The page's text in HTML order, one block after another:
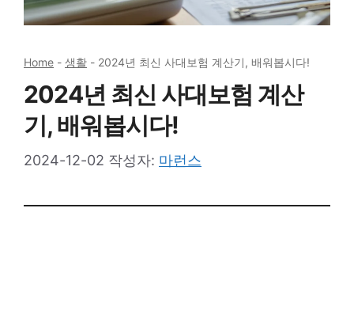
Home - 생활 - 2024년 최신 사대보험 계산기, 배워봅시다!
2024년 최신 사대보험 계산
기, 배워봅시다!
2024-12-02 작성자: 마런스